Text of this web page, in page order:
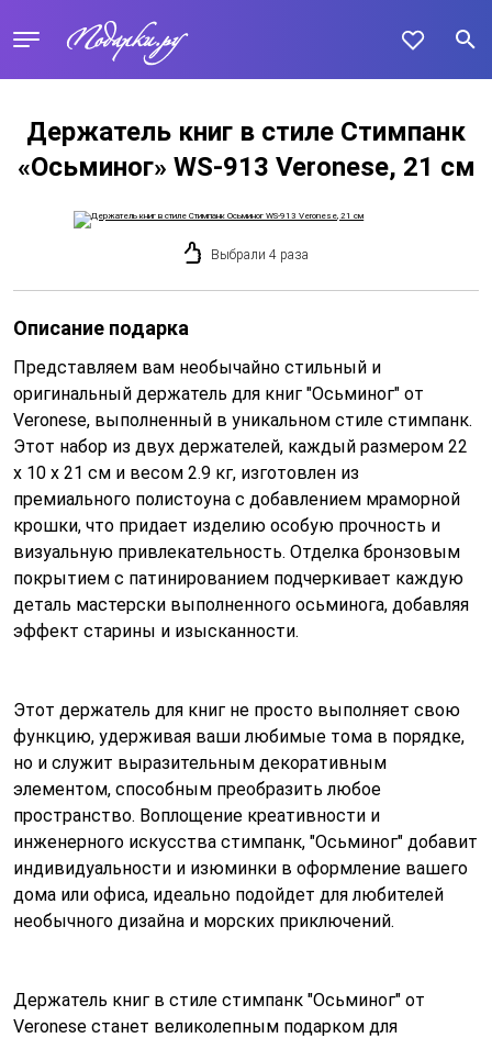
Держатель книг в стиле Стимпанк
«Осьминог» WS-913 Veronese, 21 см
Выбрали 4 раза
Описание подарка
Представляем вам необычайно стильный и
оригинальный держатель для книг "Осьминог" от
Veronese, выполненный в уникальном стиле стимпанк.
Этот набор из двух держателей, каждый размером 22
x 10 x 21 см и весом 2.9 кг, изготовлен из
премиального полистоуна с добавлением мраморной
крошки, что придает изделию особую прочность и
визуальную привлекательность. Отделка бронзовым
покрытием с патинированием подчеркивает каждую
деталь мастерски выполненного осьминога, добавляя
эффект старины и изысканности.
Этот держатель для книг не просто выполняет свою
функцию, удерживая ваши любимые тома в порядке,
но и служит выразительным декоративным
элементом, способным преобразить любое
пространство. Воплощение креативности и
инженерного искусства стимпанк, "Осьминог" добавит
индивидуальности и изюминки в оформление вашего
дома или офиса, идеально подойдет для любителей
необычного дизайна и морских приключений.
Держатель книг в стиле стимпанк "Осьминог" от
Veronese станет великолепным подарком для